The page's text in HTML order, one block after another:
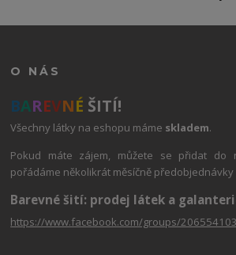
O NÁS
BAREVNÉ ŠITÍ!
Všechny látky na eshopu máme skladem.
Pokud máte zájem, můžete se přidat do
pořádáme několikrát měsíčně
Barevné šití: prodej látek a
https://www.facebook.com/groups/